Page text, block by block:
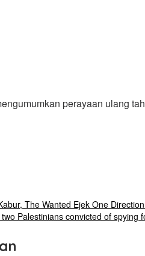
perayaan ulang
The Wanted Ejek One
Palestinians convicted of spying